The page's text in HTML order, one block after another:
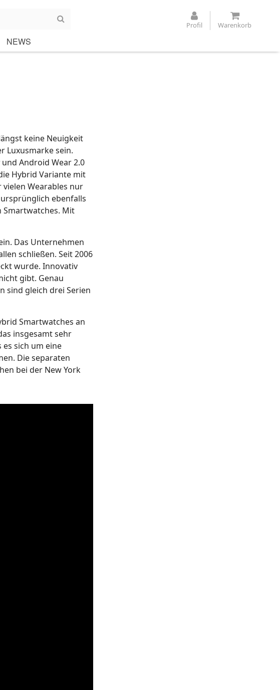
Profil Warenkorb
NEWS
keine Neuigkeit
Luxusmarke sein.
Android Wear 2.0
Hybrid Variante mit
Wearables nur
ebenfalls
Mit
Das Unternehmen
schließen. Seit 2006
wurde. Innovativ
gibt. Genau
sind gleich drei Serien
Smartwatches an
insgesamt sehr
sich um eine
Die separaten
bei der New York